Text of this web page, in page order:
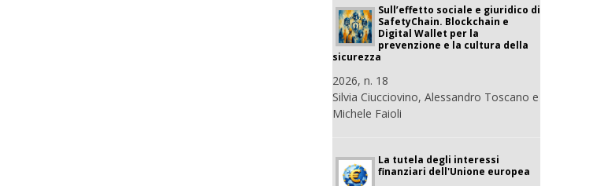
Sull’effetto sociale e giuridico di
SafetyChain. Blockchain e
Digital Wallet per la
prevenzione e la cultura della
sicurezza
2026, n. 18
Silvia Ciucciovino, Alessandro Toscano e
Michele Faioli
La tutela degli interessi
finanziari dell'Unione europea